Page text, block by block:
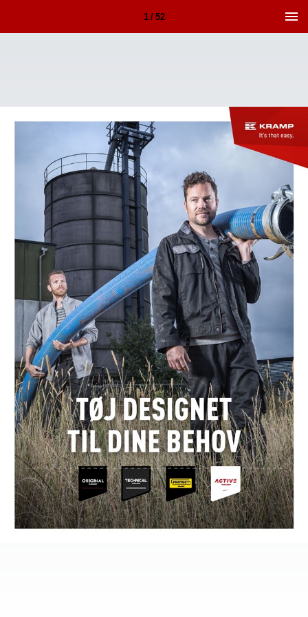
1 / 52